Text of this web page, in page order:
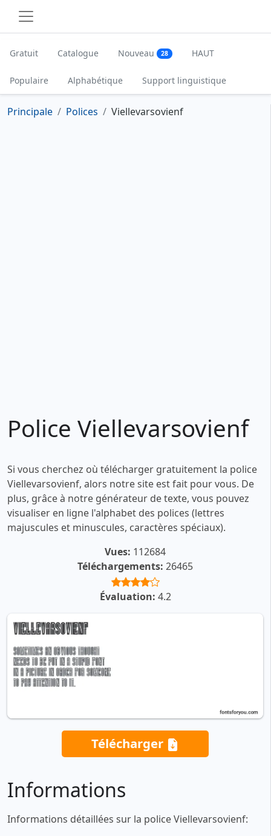
Gratuit Catalogue Nouveau 28 HAUT
Populaire Alphabétique Support linguistique
Principale Polices Viellevarsovienf
Police Viellevarsovienf
Si vous cherchez où télécharger gratuitement la police
Viellevarsovienf, alors notre site est fait pour vous. De
plus, grâce à notre générateur de texte, vous pouvez
visualiser en ligne l'alphabet des polices (lettres
majuscules et minuscules, caractères spéciaux).
Vues: 112684
Téléchargements: 26465
Évaluation: 4.2
Télécharger
Informations
Informations détaillées sur la police Viellevarsovienf: